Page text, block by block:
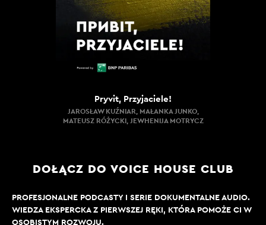
Pryvit, Przyjaciele!
JAROSŁAW KUŹNIAR, MAŁANKA JUNKO,
MATEUSZ RÓŻYCKI, JEWHENIJA MOTRYCZ
DOŁĄCZ DO VOICE HOUSE CLUB
PROFESJONALNE PODCASTY I SERIE DOKUMENTALNE AUDIO.
WIEDZA EKSPERCKA Z PIERWSZEJ RĘKI, KTÓRA POMOŻE CI W
OSOBISTYM ROZWOJU.